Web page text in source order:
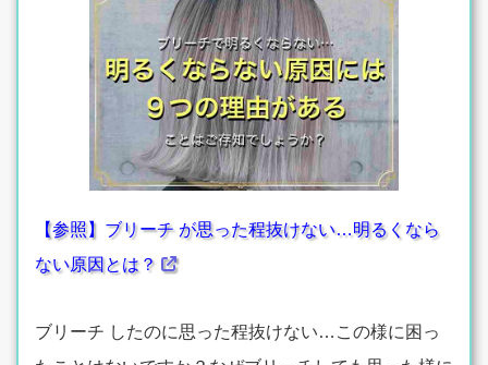
【参照】ブリーチ が思った程抜けない…明るくなら
ない原因とは？
ブリーチ したのに思った程抜けない…この様に困っ